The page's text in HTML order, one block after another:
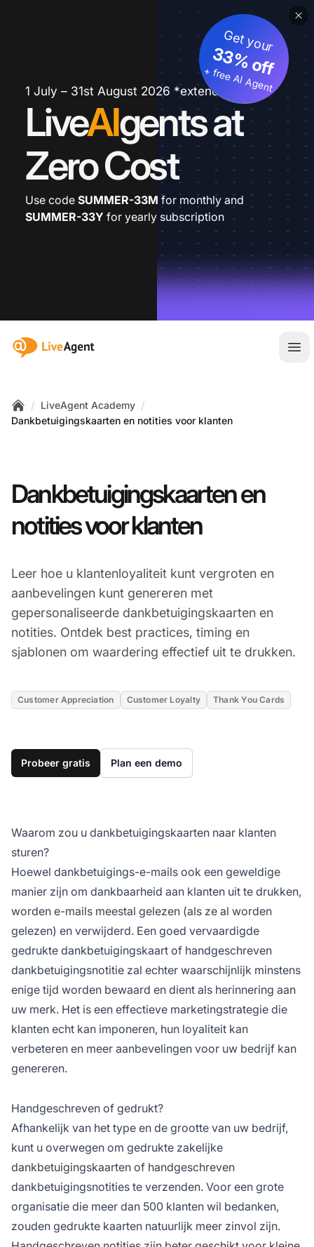
1 July – 31st August 2026 *extended
LiveAIgents at
Zero Cost
Get your
33% off
+ free AI Agent
Use code SUMMER-33M for monthly and
SUMMER-33Y for yearly subscription
:site.title
Home
/ LiveAgent Academy /
Dankbetuigingskaarten en notities voor klanten
Dankbetuigingskaarten en
notities voor klanten
Leer hoe u klantenloyaliteit kunt vergroten en
aanbevelingen kunt genereren met
gepersonaliseerde dankbetuigingskaarten en
notities. Ontdek best practices, timing en
sjablonen om waardering effectief uit te drukken.
Customer Appreciation Customer Loyalty Thank You Cards
Probeer gratis Plan een demo
Waarom zou u dankbetuigingskaarten naar klanten
sturen?
Hoewel dankbetuigings-e-mails ook een geweldige
manier zijn om dankbaarheid aan klanten uit te drukken,
worden e-mails meestal gelezen (als ze al worden
gelezen) en verwijderd. Een goed vervaardigde
gedrukte dankbetuigingskaart of handgeschreven
dankbetuigingsnotitie zal echter waarschijnlijk minstens
enige tijd worden bewaard en dient als herinnering aan
uw merk. Het is een effectieve marketingstrategie die
klanten echt kan imponeren, hun loyaliteit kan
verbeteren en meer aanbevelingen voor uw bedrijf kan
genereren.
Handgeschreven of gedrukt?
Afhankelijk van het type en de grootte van uw bedrijf,
kunt u overwegen om gedrukte zakelijke
dankbetuigingskaarten of handgeschreven
dankbetuigingsnotities te verzenden. Voor een grote
organisatie die meer dan 500 klanten wil bedanken,
zouden gedrukte kaarten natuurlijk meer zinvol zijn.